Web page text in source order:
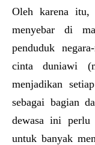
Oleh karena itu,
menyebar di
penduduk
cinta duniawi
menjadikan
sebagai bagian
dewasa ini perlu
untuk banyak